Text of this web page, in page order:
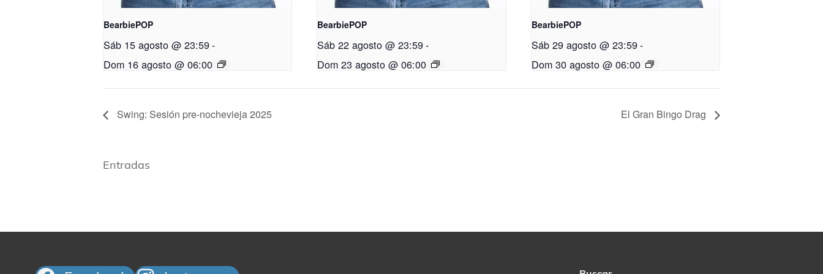
BearbiePOP
Sáb 15 agosto @ 23:59-
Dom 16 agosto @ 06:00
BearbiePOP
Sáb 22 agosto @ 23:59-
Dom 23 agosto @ 06:00
BearbiePOP
Sáb 29 agosto @ 23:59-
Dom 30 agosto @ 06:00
Swing: Sesión pre-nochevieja 2025 El Gran Bingo Drag
Entradas